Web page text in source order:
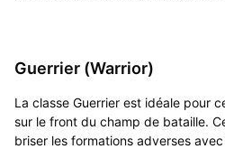
Guerrier (Warrior)
La classe Guerrier est idéale pour
sur le front du champ de bataille.
briser les formations adverses